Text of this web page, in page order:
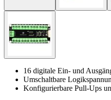
16 digitale Ein- und
Umschaltbare
Konfigurierbare Pull-Ups